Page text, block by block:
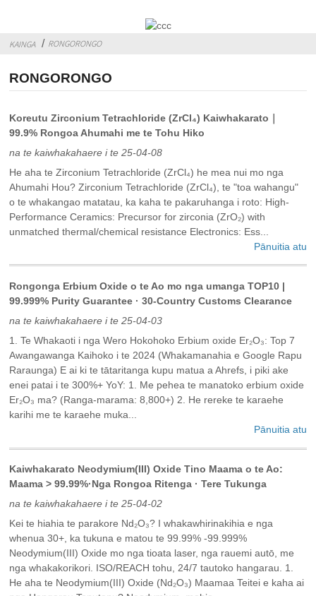
KAINGA RONGORONGO
RONGORONGO
Koreutu Zirconium Tetrachloride (ZrCl₄) Kaiwhakarato｜
99.9% Rongoa Ahumahi me te Tohu Hiko
na te kaiwhakahaere i te 25-04-08
He aha te Zirconium Tetrachloride (ZrCl₄) he mea nui mo nga
Ahumahi Hou? ‌Zirconium Tetrachloride (ZrCl₄)‌, te "toa wahangu"
o te whakangao matatau, ka kaha te pakaruhanga i roto: ‌High-
Performance Ceramics‌: Precursor for zirconia (ZrO₂) with
unmatched thermal/chemical resistance‌ Electronics‌: Ess...
Pānuitia atu
Rongonga Erbium Oxide o te Ao mo nga umanga TOP10 |
99.999% Purity Guarantee · 30-Country Customs Clearance
na te kaiwhakahaere i te 25-04-03
1. Te Whakaoti i nga Wero Hokohoko Erbium oxide Er₂O₃: Top 7
Awangawanga Kaihoko i te 2024 (Whakamanahia e Google Rapu
Raraunga) E ai ki te tātaritanga kupu matua a Ahrefs, i piki ake
enei patai i te 300%+ YoY: 1. Me pehea te manatoko erbium oxide
Er₂O₃ ma? (Ranga-marama: 8,800+) 2. He rereke te karaehe
karihi me te karaehe muka...
Pānuitia atu
‌Kaiwhakarato Neodymium(III) Oxide Tino Maama o te Ao:
Maama > 99.99%·Nga Rongoa Ritenga · Tere Tukunga
na te kaiwhakahaere i te 25-04-02
Kei te hiahia te parakore Nd₂O₃? I whakawhirinakihia e nga
whenua 30+, ka tukuna e matou te 99.99% -99.999%
Neodymium(III) Oxide mo nga tioata laser, nga rauemi autō, me
nga whakakorikori. ISO/REACH tohu, 24/7 tautoko hangarau. 1.
He aha te Neodymium(III) Oxide (Nd₂O₃) Maamaa Teitei e kaha ai